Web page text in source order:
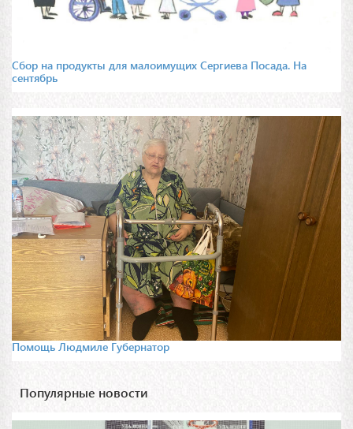
Сбор на продукты для малоимущих Сергиева Посада. На
сентябрь
Помощь Людмиле Губернатор
Популярные новости